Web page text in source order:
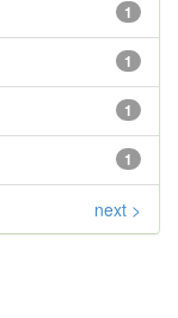
1
1
1
1
next >